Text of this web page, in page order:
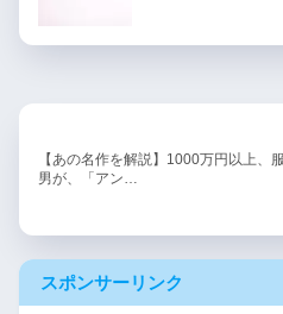
【あの名作を解説】1000万円以上、
男が、「アン…
スポンサーリンク